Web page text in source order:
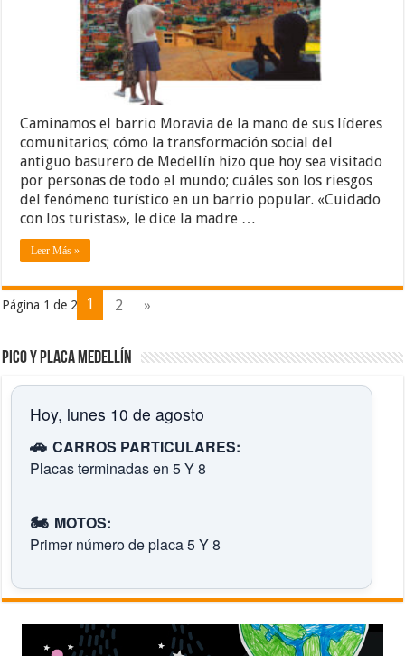
Caminamos el barrio Moravia de la mano de sus líderes
comunitarios; cómo la transformación social del
antiguo basurero de Medellín hizo que hoy sea visitado
por personas de todo el mundo; cuáles son los riesgos
del fenómeno turístico en un barrio popular. «Cuidado
con los turistas», le dice la madre …
Leer Más »
Página 1 de 2 1 2 »
Pico y placa Medellín
Hoy, lunes 10 de agosto
🚗 CARROS PARTICULARES:
Placas terminadas en 5 Y 8
🏍️ MOTOS:
Primer número de placa 5 Y 8